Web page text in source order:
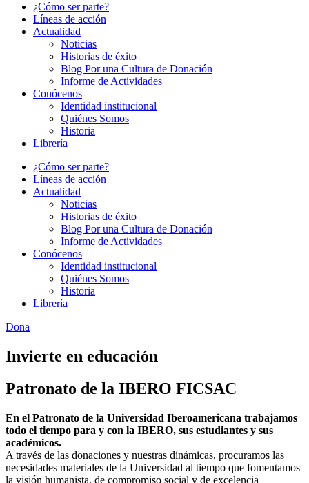
¿Cómo ser parte?
Líneas de acción
Actualidad
Noticias
Historias de éxito
Blog Por una Cultura de Donación
Informe de Actividades
Conócenos
Identidad institucional
Quiénes Somos
Historia
Librería
¿Cómo ser parte?
Líneas de acción
Actualidad
Noticias
Historias de éxito
Blog Por una Cultura de Donación
Informe de Actividades
Conócenos
Identidad institucional
Quiénes Somos
Historia
Librería
Dona
Invierte en educación
Patronato de la IBERO FICSAC
En el Patronato de la Universidad Iberoamericana trabajamos
todo el tiempo para y con la IBERO, sus estudiantes y sus
académicos.
A través de las donaciones y nuestras dinámicas, procuramos las
necesidades materiales de la Universidad al tiempo que fomentamos
la visión humanista, de compromiso social y de excelencia